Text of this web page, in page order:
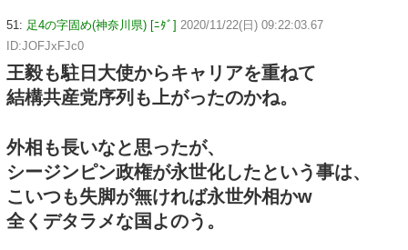
51: 足4の字固め(神奈川県) [ﾆﾀﾞ] 2020/11/22(日) 09:22:03.67
ID:JOFJxFJc0
王毅も駐日大使からキャリアを重ねて
結構共産党序列も上がったのかね。
外相も長いなと思ったが、
シージンピン政権が永世化したという事は、
こいつも失脚が無ければ永世外相かw
全くデタラメな国よのう。